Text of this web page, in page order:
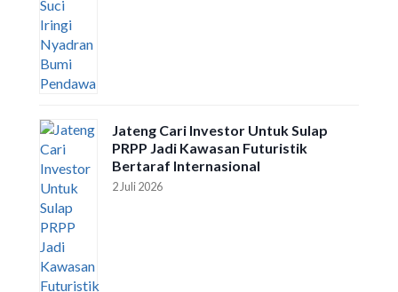
Jateng Cari Investor Untuk Sulap
PRPP Jadi Kawasan Futuristik
Bertaraf Internasional
2 Juli 2026